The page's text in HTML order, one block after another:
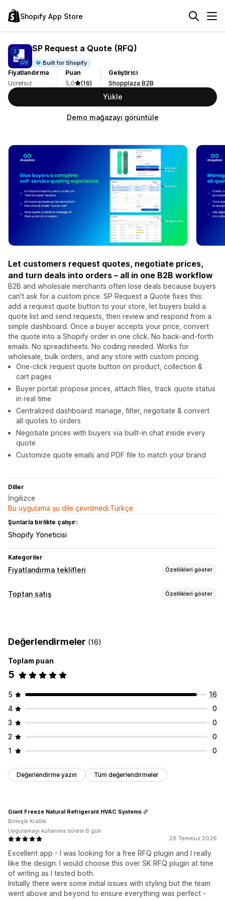
Shopify App Store
SP Request a Quote (RFQ)
Built for Shopify
Fiyatlandırma
Ücretsiz
Puan
5,0
(16)
Geliştirici
Shopplaza B2B
Yükle
Demo mağazayı görüntüle
Let customers request quotes, negotiate prices,
and turn deals into orders – all in one B2B workflow
B2B and wholesale merchants often lose deals because buyers
can't ask for a custom price. SP Request a Quote fixes this:
add a request quote button to your store, let buyers build a
quote list and send requests, then review and respond from a
simple dashboard. Once a buyer accepts your price, convert
the quote into a Shopify order in one click. No back-and-forth
emails. No spreadsheets. No coding needed. Works for
wholesale, bulk orders, and any store with custom pricing.
One-click request quote button on product, collection &
cart pages
Buyer portal: propose prices, attach files, track quote status
in real time
Centralized dashboard: manage, filter, negotiate & convert
all quotes to orders
Negotiate prices with buyers via built-in chat inside every
quote
Customize quote emails and PDF file to match your brand
Diller
İngilizce
Bu uygulama şu dile çevrilmedi:Türkçe
Şunlarla birlikte çalışır:
Shopify Yöneticisi
Kategoriler
Fiyatlandırma teklifleri Özellikleri göster
Fiyatlandırma kuralları
Özel gösterim Teklif formu
Bildirimler
Teklif güncellemeleri
Toptan satış Özellikleri göster
Sipariş yönetimi
Ürün görünürlüğü
Değerlendirmeler (16)
Toplam puan
5
5
16
4
0
3
0
2
0
1
0
Değerlendirme yazın Tüm değerlendirmeler
28 Temmuz 2026
Excellent app - I was looking for a free RFQ plugin and I really
like the design. I would choose this over SK RFQ plugin at time
of writing as I tested both.
Initially there were some initial issues with styling but the team
went above and beyond to ensure everything was perfect -
Giant Freeze Natural Refrigerant HVAC Systems
Birleşik Krallık
Uygulamayı kullanma süresi:6 gün